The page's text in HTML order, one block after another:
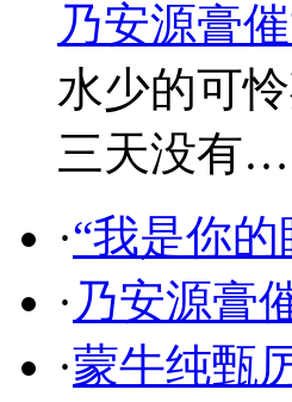
乃安源膏
水少的可
三天没有…
·“我是你
· 乃安源膏
·蒙牛纯甄